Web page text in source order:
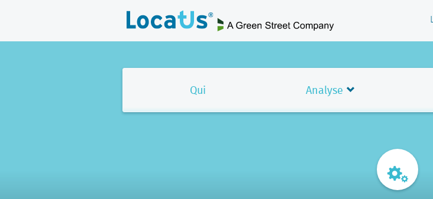
Qui Analyse